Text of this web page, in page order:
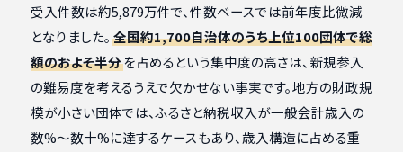
受入件数は約5,879万件で、件数ベースでは前年度比微減
となりました。 全国約1,700自治体のうち上位100団体で総
額のおよそ半分を占めるという集中度の高さは、新規参入
の難易度を考えるうえで欠かせない事実です。地方の財政規
模が小さい団体では、ふるさと納税収入が一般会計歳入の
数%〜数十%に達するケースもあり、歳入構造に占める重